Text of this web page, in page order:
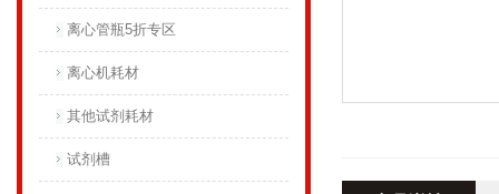
离心管瓶5折专区
离心机耗材
其他试剂耗材
试剂槽